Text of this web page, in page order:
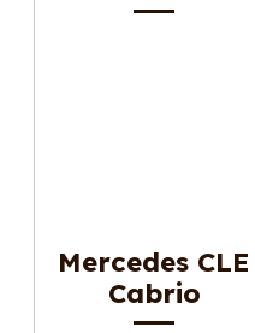
Mercedes CLE
Cabrio